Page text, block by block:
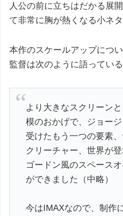
人公の前に立ちはだかる展
て非常に胸が熱くなる小ネタ
本作のスケールアップにつ
監督は次のように語っている
より大きなスクリーン
模のおかげで、ジョー
受けたもう一つの要素
クリーチャー、世界が
ゴードン風のスペース
ができました（中略）
今はIMAXなので、制作